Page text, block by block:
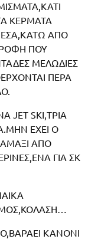
ΚΕΡΜΑΤΑ
ΑΠΟ
ΠΟΥ
ΜΕΛΩΔΙΕΣ
ΠΕΡΑ
JET SKI,ΤΡΙΑ
ΕΧΕΙ Ο
ΑΜΑΞΙ ΑΠΟ
ΓΙΑ ΣΚ
ΚΑΝΟΝΙ